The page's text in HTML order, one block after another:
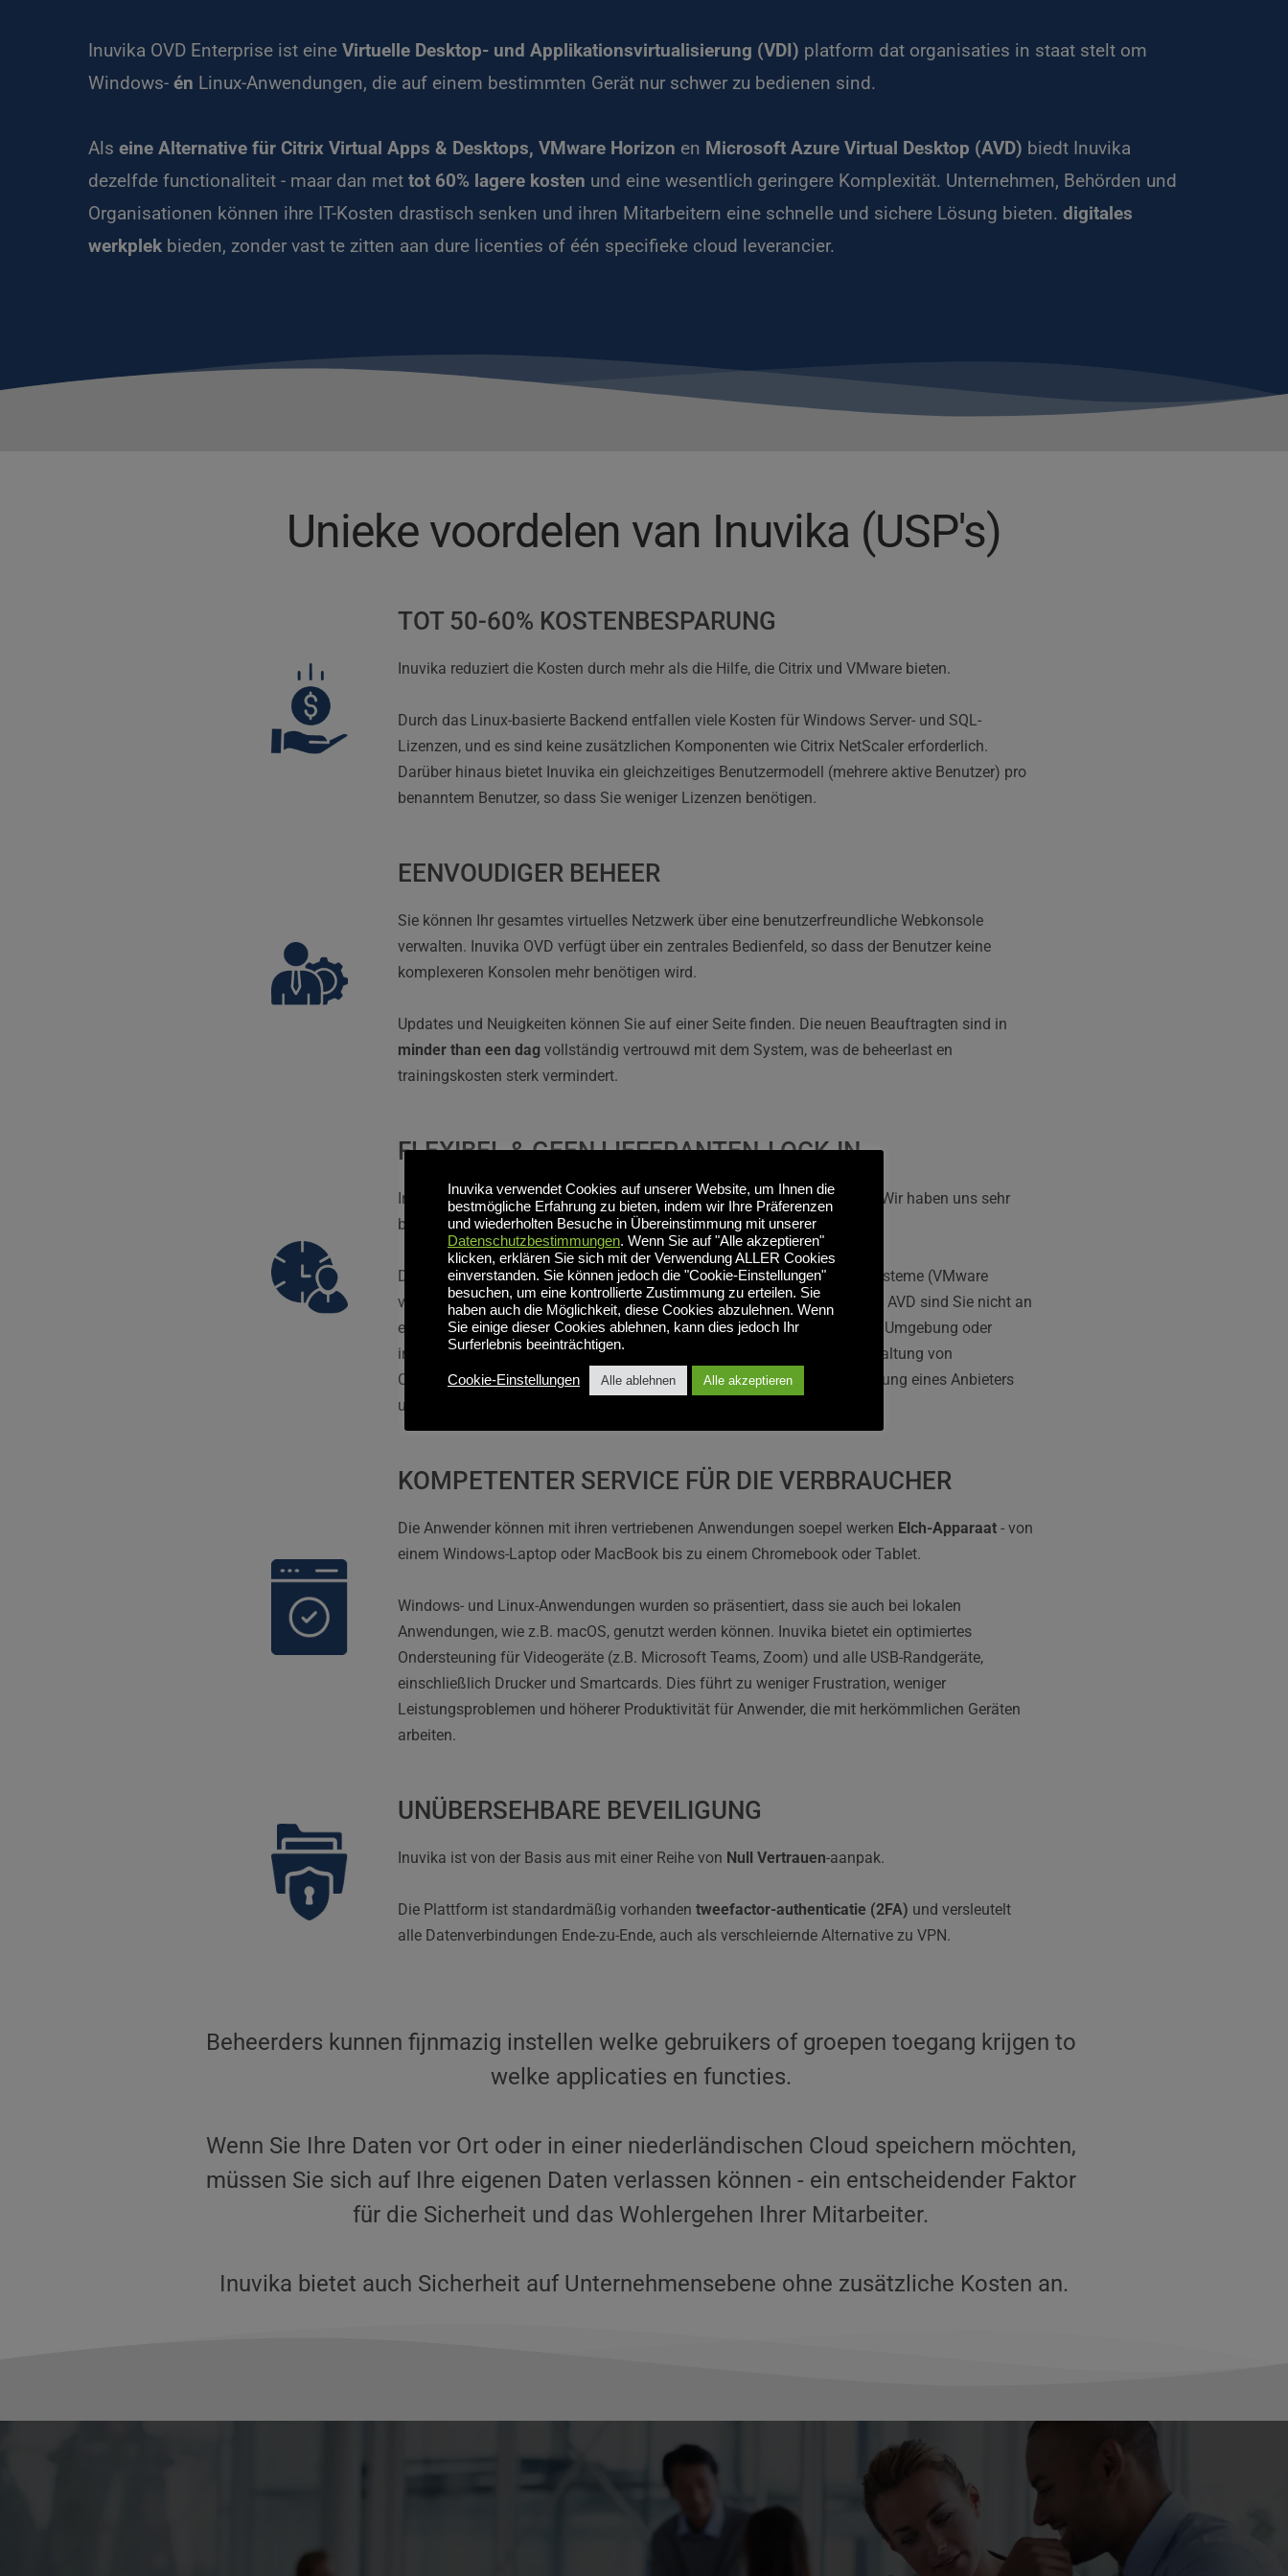
Inuvika OVD Enterprise ist eine Virtuelle Desktop- und Applikationsvirtualisierung (VDI) platform dat organisaties in staat stelt om
Windows- én Linux-Anwendungen, die auf einem bestimmten Gerät nur schwer zu bedienen sind.
Als eine Alternative für Citrix Virtual Apps & Desktops, VMware Horizon en Microsoft Azure Virtual Desktop (AVD) biedt Inuvika
dezelfde functionaliteit - maar dan met tot 60% lagere kosten und eine wesentlich geringere Komplexität. Unternehmen, Behörden und
Organisationen können ihre IT-Kosten drastisch senken und ihren Mitarbeitern eine schnelle und sichere Lösung bieten. digitales
werkplek bieden, zonder vast te zitten aan dure licenties of één specifieke cloud leverancier.
Unieke voordelen van Inuvika (USP's)
TOT 50-60% KOSTENBESPARUNG
Inuvika reduziert die Kosten durch mehr als die Hilfe, die Citrix und VMware bieten.
Durch das Linux-basierte Backend entfallen viele Kosten für Windows Server- und SQL-
Lizenzen, und es sind keine zusätzlichen Komponenten wie Citrix NetScaler erforderlich.
Darüber hinaus bietet Inuvika ein gleichzeitiges Benutzermodell (mehrere aktive Benutzer) pro
benanntem Benutzer, so dass Sie weniger Lizenzen benötigen.
EENVOUDIGER BEHEER
Sie können Ihr gesamtes virtuelles Netzwerk über eine benutzerfreundliche Webkonsole
verwalten. Inuvika OVD verfügt über ein zentrales Bedienfeld, so dass der Benutzer keine
komplexeren Konsolen mehr benötigen wird.
minder than een dag vollständig vertrouwd mit dem System, was de beheerlast en
trainingskosten sterk vermindert.
FLEXIBEL & GEEN LIEFERANTEN-LOCK-IN
Inuvika draait vor Ort oder in einer (privaten oder öffentlichen) Cloud
- Wir haben uns sehr
bemüht, unsere Infrastruktur zu verbessern.
Die Plattform ist hypervisor-agnostisch und unterstützt alle gängigen Systeme (VMware
vSphere, Microsoft Hyper-V, Nutanix, KVM, Proxmox, etc.). Anders als bei AVD sind Sie nicht an
eine Cloud-Plattform gebunden; die Daten können innerhalb der eigenen Umgebung oder
innerhalb der Landesgrenzen gespeichert werden, was eine strenge Einhaltung von
Compliance-Regeln voraussetzt. Diese Freiheit ermöglicht die Unterstützung eines Anbieters
und verschafft Unternehmen die Kontrolle über ihre IT-Umgebung.
KOMPETENTER SERVICE FÜR DIE VERBRAUCHER
Die Anwender können mit ihren vertriebenen Anwendungen soepel werken Elch-Apparaat - von
einem Windows-Laptop oder MacBook bis zu einem Chromebook oder Tablet.
Windows- und Linux-Anwendungen wurden so präsentiert, dass sie auch bei lokalen
Anwendungen, wie z.B. macOS, genutzt werden können. Inuvika bietet ein optimiertes
Ondersteuning für Videogeräte (z.B. Microsoft Teams, Zoom) und alle USB-Randgeräte,
einschließlich Drucker und Smartcards. Dies führt zu weniger Frustration, weniger
Leistungsproblemen und höherer Produktivität für Anwender, die mit herkömmlichen Geräten
arbeiten.
UNÜBERSEHBARE BEVEILIGUNG
Inuvika ist von der Basis aus mit einer Reihe von Null Vertrauen-aanpak.
Die Plattform ist standardmäßig vorhanden tweefactor-authenticatie (2FA) und versleutelt
alle Datenverbindungen Ende-zu-Ende, auch als verschleiernde Alternative zu VPN.
Beheerders kunnen fijnmazig instellen welke gebruikers of groepen toegang krijgen to
welke applicaties en functies.
Wenn Sie Ihre Daten vor Ort oder in einer niederländischen Cloud speichern möchten,
müssen Sie sich auf Ihre eigenen Daten verlassen können - ein entscheidender Faktor
für die Sicherheit und das Wohlergehen Ihrer Mitarbeiter.
Inuvika bietet auch Sicherheit auf Unternehmensebene ohne zusätzliche Kosten an.
Inuvika verwendet Cookies auf unserer Website, um Ihnen die
bestmögliche Erfahrung zu bieten, indem wir Ihre Präferenzen
und wiederholten Besuche in Übereinstimmung mit unserer
Datenschutzbestimmungen. Wenn Sie auf "Alle akzeptieren"
klicken, erklären Sie sich mit der Verwendung ALLER Cookies
einverstanden. Sie können jedoch die "Cookie-Einstellungen"
besuchen, um eine kontrollierte Zustimmung zu erteilen. Sie
haben auch die Möglichkeit, diese Cookies abzulehnen. Wenn
Sie einige dieser Cookies ablehnen, kann dies jedoch Ihr
Surferlebnis beeinträchtigen.
Cookie-Einstellungen Alle ablehnen Alle akzeptieren